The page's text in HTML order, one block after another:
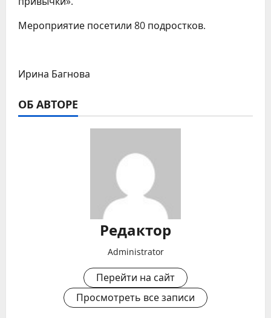
Мероприятие посетили 80 подростков.
Ирина Багнова
ОБ АВТОРЕ
Редактор
Administrator
Перейти на сайт
Просмотреть все записи